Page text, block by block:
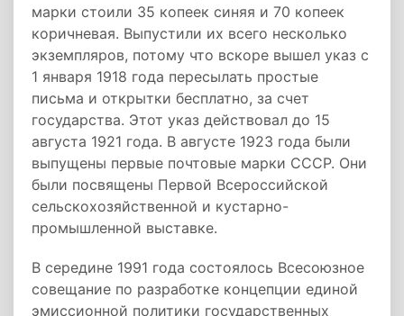
марки стоили 35 копеек синяя и 70 копеек
коричневая. Выпустили их всего несколько
экземпляров, потому что вскоре вышел указ с
1 января 1918 года пересылать простые
письма и открытки бесплатно, за счет
государства. Этот указ действовал до 15
августа 1921 года. В августе 1923 года были
выпущены первые почтовые марки СССР. Они
были посвящены Первой Всероссийской
сельскохозяйственной и кустарно-
промышленной выставке.
В середине 1991 года состоялось Всесоюзное
совещание по разработке концепции единой
эмиссионной политики государственных